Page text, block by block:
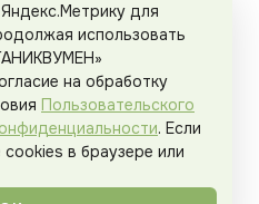
конфиденциальности
соглашение
. Все права защищены.
для
использовать
на обработку
Пользовательского
. Если
в браузере или